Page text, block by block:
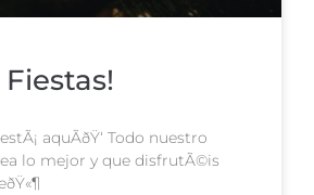
Fiestas!
aquÃ­ðŸ‘ Todo nuestro
lo mejor y que disfrutÃ©is